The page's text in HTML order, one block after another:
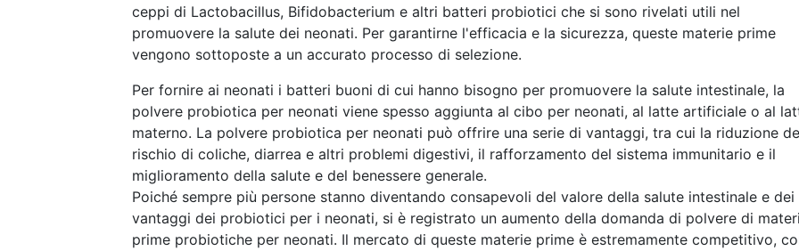
ceppi di Lactobacillus, Bifidobacterium e altri batteri probiotici che si sono rivelati utili nel
promuovere la salute dei neonati. Per garantirne l'efficacia e la sicurezza, queste materie prime
vengono sottoposte a un accurato processo di selezione.
Per fornire ai neonati i batteri buoni di cui hanno bisogno per promuovere la salute intestinale, la
polvere probiotica per neonati viene spesso aggiunta al cibo per neonati, al latte artificiale o al
materno. La polvere probiotica per neonati può offrire una serie di vantaggi, tra cui la riduzione
rischio di coliche, diarrea e altri problemi digestivi, il rafforzamento del sistema immunitario e il
miglioramento della salute e del benessere generale.
Poiché sempre più persone stanno diventando consapevoli del valore della salute intestinale e dei
vantaggi dei probiotici per i neonati, si è registrato un aumento della domanda di polvere di
prime probiotiche per neonati. Il mercato di queste materie prime è estremamente competitivo,